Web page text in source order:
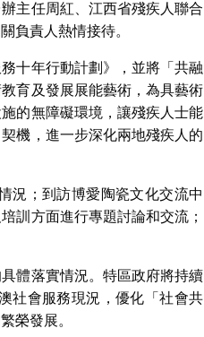
主任周紅、江西省殘疾人聯合
負責人熱情接待。
十年行動計劃》，並將「共融
育及發展展能藝術，為具藝術
的無障礙環境，讓殘疾人士能
機，進一步深化兩地殘疾人的
況；到訪博愛陶瓷文化交流中
訓方面進行專題討論和交流；
體落實情況。特區政府將持續
社會服務現況，優化「社會共
榮發展。